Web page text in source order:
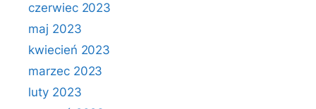
czerwiec 2023
maj 2023
kwiecień 2023
marzec 2023
luty 2023